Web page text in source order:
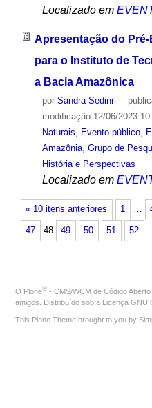
Localizado em
Apresentação do
para o Instituto de
a Bacia Amazônica
por Sandra Sedini —
modificação12/06/2023
Naturais, Evento público,
Amazônia, Grupo de
História e Perspectivas
Localizado em
« 10 itens anteriores 1 …
47 48 49 50 51 52
O Plone® - CMS/WCM de Código Aberto
amigos. Distribuído sob a Licença GNU
This Plone Theme brought to you by